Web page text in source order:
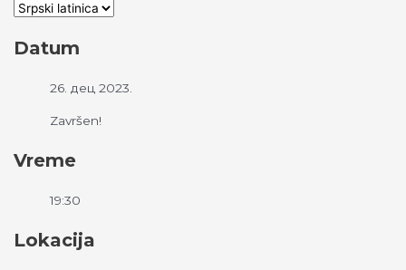
Datum
26. дец 2023.
Završen!
Vreme
19:30
Lokacija